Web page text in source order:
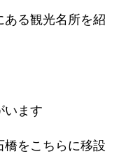
ある観光名所を紹
います
橋をこちらに移設